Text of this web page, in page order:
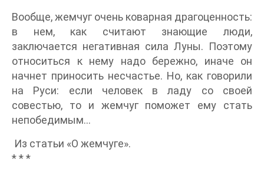
Вообще, жемчуг очень коварная драгоценность:
в нем, как считают знающие люди,
заключается негативная сила Луны. Поэтому
относиться к нему надо бережно, иначе он
начнет приносить несчастье. Но, как говорили
на Руси: если человек в ладу со своей
совестью, то и жемчуг поможет ему стать
непобедимым…
Из статьи «О жемчуге».
* * *